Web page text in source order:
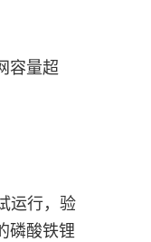
容量超
运行，验
磷酸铁锂